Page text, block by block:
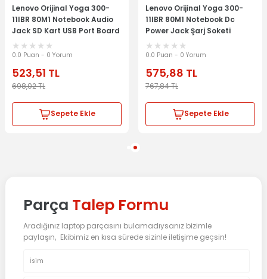
Lenovo Orijinal Yoga 300-
11IBR 80M1 Notebook Audio
Jack SD Kart USB Port Board
0.0 Puan - 0 Yorum
523,51 TL
698,02TL
Sepete Ekle
Lenovo Orijinal Yoga 300-
11IBR 80M1 Notebook Dc
Power Jack Şarj Soketi
0.0 Puan - 0 Yorum
575,88 TL
767,84TL
Sepete Ekle
Parça Talep Formu
Aradığınız laptop parçasını bulamadıysanız bizimle
paylaşın, Ekibimiz en kısa sürede sizinle iletişime geçsin!